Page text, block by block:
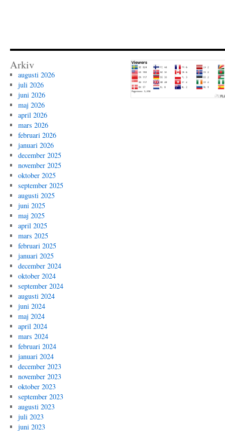
Arkiv
augusti 2026
juli 2026
juni 2026
maj 2026
april 2026
mars 2026
februari 2026
januari 2026
december 2025
november 2025
oktober 2025
september 2025
augusti 2025
juni 2025
maj 2025
april 2025
mars 2025
februari 2025
januari 2025
december 2024
oktober 2024
september 2024
augusti 2024
juni 2024
maj 2024
april 2024
mars 2024
februari 2024
januari 2024
december 2023
november 2023
oktober 2023
september 2023
augusti 2023
juli 2023
juni 2023